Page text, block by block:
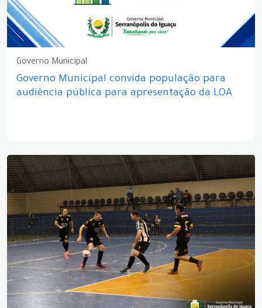
Governo Municipal
Governo Municipal convida população para
audiência pública para apresentação da LOA